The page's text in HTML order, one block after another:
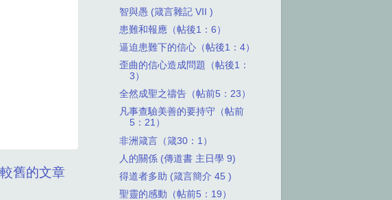
較舊的文章
智與愚 (箴言雜記 VII )
患難和報應（帖後1：6）
逼迫患難下的信心（帖後1：4）
歪曲的信心造成問題（帖後1：
3）
全然成聖之禱告（帖前5：23）
凡事查驗美善的要持守（帖前
5：21）
非洲箴言（箴30：1）
人的關係 (傳道書 主日學 9)
得道者多助 (箴言簡介 45 )
聖靈的感動（帖前5：19）